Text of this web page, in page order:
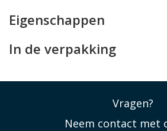
mee rechtop te zetten.
Eigenschappen
In de verpakking
Vragen?
Neem contact met